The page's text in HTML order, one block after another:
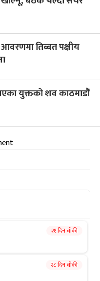
आवरणमा तिब्बत पक्षीय
युक्तको शव काठमाडौं
२१ दिन बाँकी
२८ दिन बाँकी